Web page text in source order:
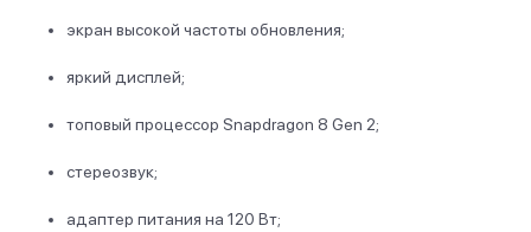
экран высокой частоты обновления;
яркий дисплей;
топовый процессор Snapdragon 8 Gen 2;
стереозвук;
адаптер питания на 120 Вт;